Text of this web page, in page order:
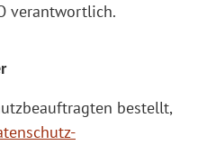
verantwortlich.
bestellt,